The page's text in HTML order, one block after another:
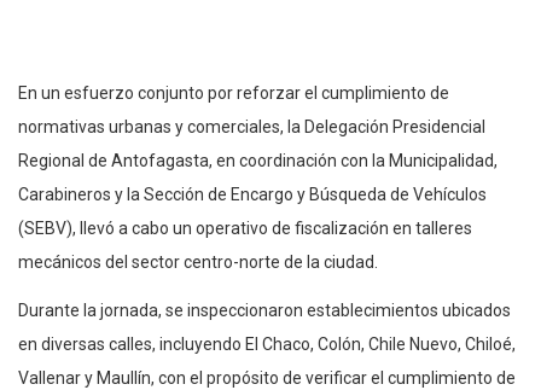
En un esfuerzo conjunto por reforzar el cumplimiento de
normativas urbanas y comerciales, la Delegación Presidencial
Regional de Antofagasta, en coordinación con la Municipalidad,
Carabineros y la Sección de Encargo y Búsqueda de Vehículos
(SEBV), llevó a cabo un operativo de fiscalización en talleres
mecánicos del sector centro-norte de la ciudad.
Durante la jornada, se inspeccionaron establecimientos ubicados
en diversas calles, incluyendo El Chaco, Colón, Chile Nuevo, Chiloé,
Vallenar y Maullín, con el propósito de verificar el cumplimiento de